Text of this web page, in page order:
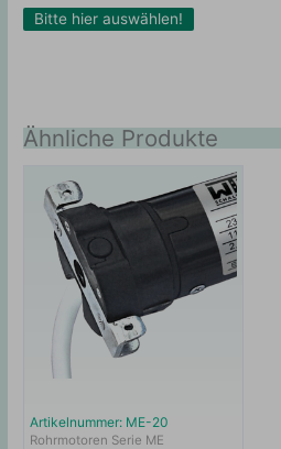
Bitte hier auswählen!
Ähnliche Produkte
Artikelnummer: ME-20
Rohrmotoren Serie ME